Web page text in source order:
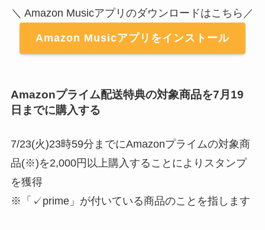
＼ Amazon Musicアプリのダウンロードはこちら／
Amazon Musicアプリをインストール
Amazonプライム配送特典の対象商品を7月19
日までに購入する
7/23(火)23時59分までにAmazonプライムの対象商
品(※)を2,000円以上購入することによりスタンプ
を獲得
※「✓prime」が付いている商品のことを指します